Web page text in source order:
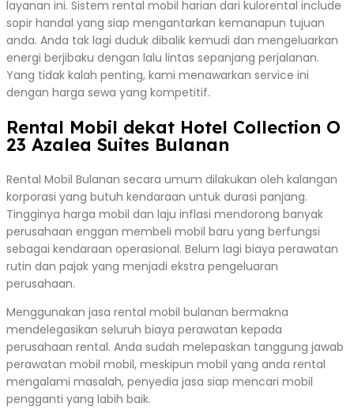
layanan ini. Sistem rental mobil harian dari kulorental include
sopir handal yang siap mengantarkan kemanapun tujuan
anda. Anda tak lagi duduk dibalik kemudi dan mengeluarkan
energi berjibaku dengan lalu lintas sepanjang perjalanan.
Yang tidak kalah penting, kami menawarkan service ini
dengan harga sewa yang kompetitif.
Rental Mobil dekat Hotel Collection O
23 Azalea Suites Bulanan
Rental Mobil Bulanan secara umum dilakukan oleh kalangan
korporasi yang butuh kendaraan untuk durasi panjang.
Tingginya harga mobil dan laju inflasi mendorong banyak
perusahaan enggan membeli mobil baru yang berfungsi
sebagai kendaraan operasional. Belum lagi biaya perawatan
rutin dan pajak yang menjadi ekstra pengeluaran
perusahaan.
Menggunakan jasa rental mobil bulanan bermakna
mendelegasikan seluruh biaya perawatan kepada
perusahaan rental. Anda sudah melepaskan tanggung jawab
perawatan mobil mobil, meskipun mobil yang anda rental
mengalami masalah, penyedia jasa siap mencari mobil
pengganti yang labih baik.